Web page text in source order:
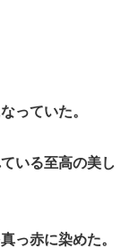
っていた。
いる至高の美し
っ赤に染めた。